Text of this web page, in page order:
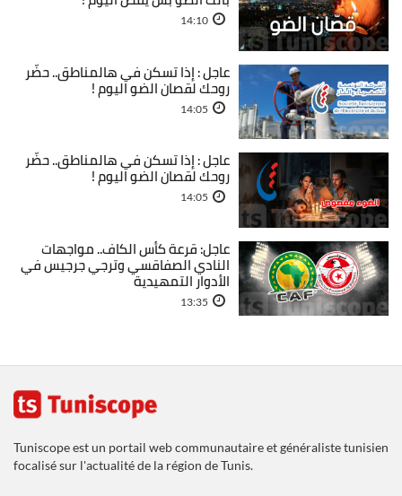
14:10
عاجل : إذا تسكن في هالمناطق.. حضّر
روحك لقصان الضو اليوم !
14:05
عاجل : إذا تسكن في هالمناطق.. حضّر
روحك لقصان الضو اليوم !
14:05
عاجل: قرعة كأس الكاف.. مواجهات
النادي الصفاقسي وترجي جرجيس في
الأدوار التمهيدية
13:35
Tuniscope est un portail web communautaire et généraliste tunisien
focalisé sur l'actualité de la région de Tunis.